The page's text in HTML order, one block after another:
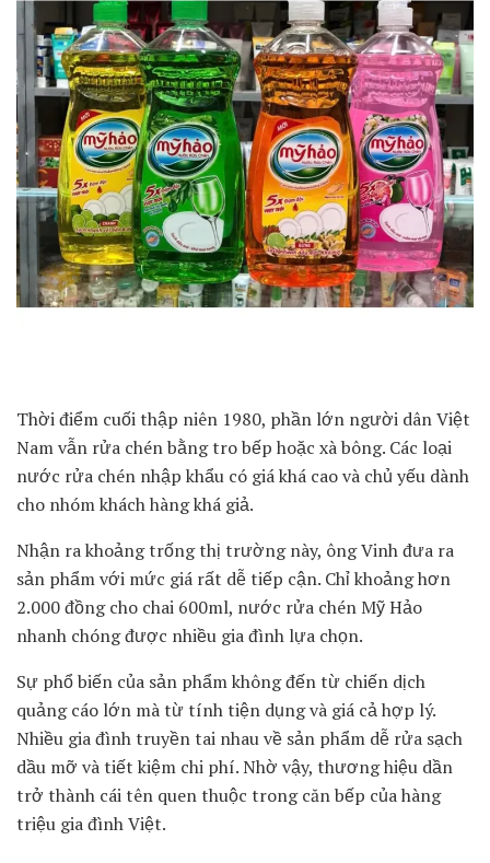
Thời điểm cuối thập niên 1980, phần lớn người dân Việt
Nam vẫn rửa chén bằng tro bếp hoặc xà bông. Các loại
nước rửa chén nhập khẩu có giá khá cao và chủ yếu dành
cho nhóm khách hàng khá giả.
Nhận ra khoảng trống thị trường này, ông Vinh đưa ra
sản phẩm với mức giá rất dễ tiếp cận. Chỉ khoảng hơn
2.000 đồng cho chai 600ml, nước rửa chén Mỹ Hảo
nhanh chóng được nhiều gia đình lựa chọn.
Sự phổ biến của sản phẩm không đến từ chiến dịch
quảng cáo lớn mà từ tính tiện dụng và giá cả hợp lý.
Nhiều gia đình truyền tai nhau về sản phẩm dễ rửa sạch
dầu mỡ và tiết kiệm chi phí. Nhờ vậy, thương hiệu dần
trở thành cái tên quen thuộc trong căn bếp của hàng
triệu gia đình Việt.